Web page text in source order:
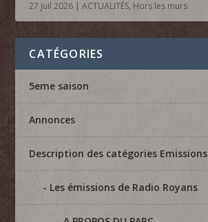
27 Juil 2026 |ACTUALITÉS, Hors les murs
CATÉGORIES
5eme saison
Annonces
Description des catégories Emissions
Les émissions de Radio Royans